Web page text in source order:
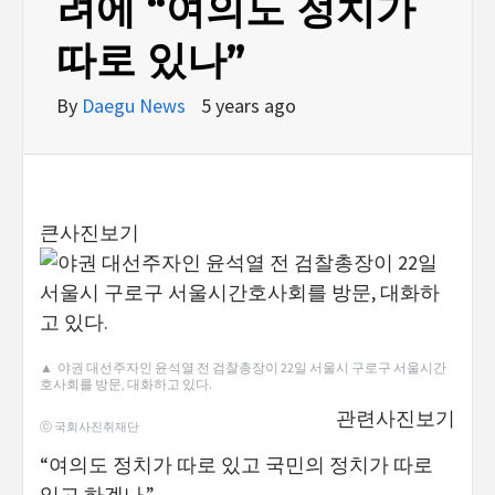
따로 있나”
By Daegu News 5 years ago
큰사진보기
▲ 야권 대선주자인 윤석열 전 검찰총장이 22일 서울시 구로구 서울시간
호사회를 방문, 대화하고 있다.
ⓒ 국회사진취재단
관련사진보기
“여의도 정치가 따로 있고 국민의 정치가 따로